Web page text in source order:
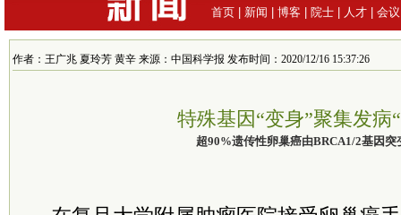
首页 新闻 博客 院士 人才 会议
作者：王广兆 夏玲芳 黄辛 来源：中国科学报 发布时间：2020/12/16 15:37:26
特殊基因“变身”聚集发病
超90%遗传性卵巢癌由BRCA1/2基因突